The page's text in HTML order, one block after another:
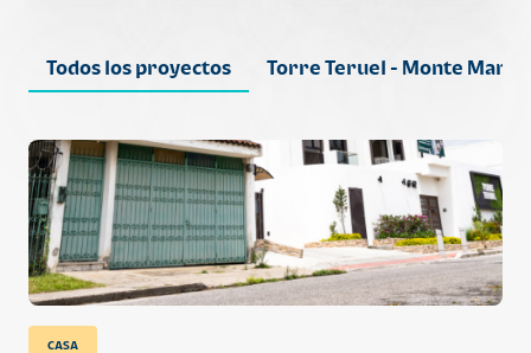
Todos los proyectos Torre Teruel - Monte Maria
CASA